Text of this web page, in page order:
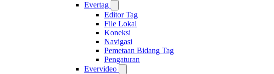
Evertag
Editor Tag
File Lokal
Koneksi
Navigasi
Pemetaan Bidang Tag
Pengaturan
Evervideo